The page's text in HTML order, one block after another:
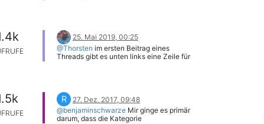
eingetragen und konnte die Änderungen
erfolgreich speichern.
25. Mai 2019, 00:25
@Thorsten im ersten Beitrag eines
Threads gibt es unten links eine Zeile für
R
27. Dez. 2017, 09:48
@benjaminschwarze Mir ginge es primär
darum, dass die Kategorie